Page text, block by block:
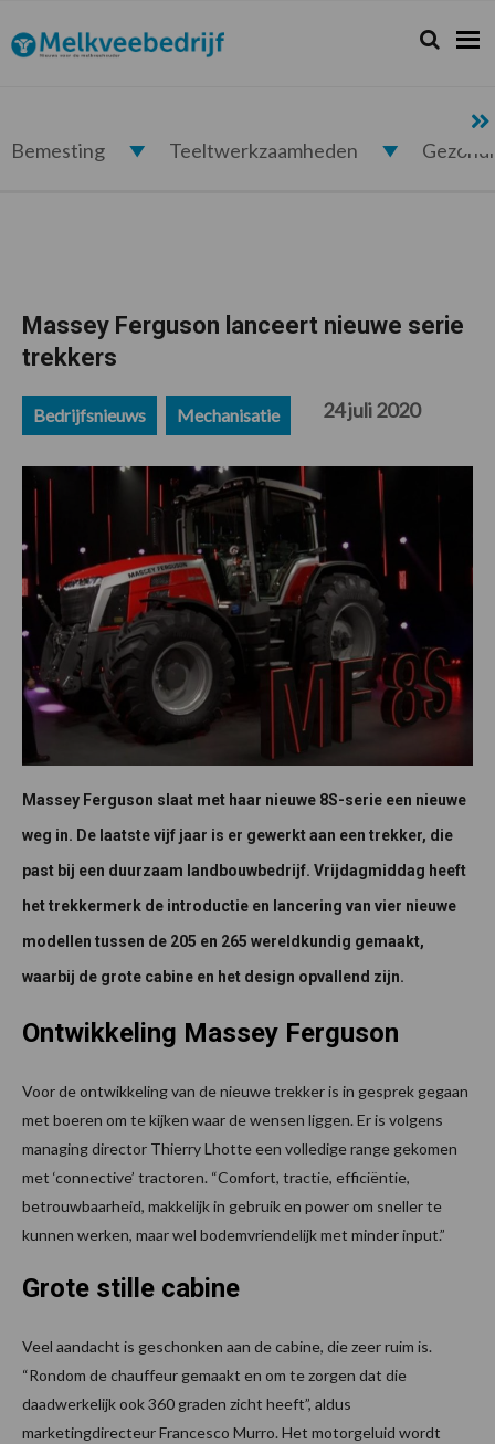
de
hoofdnavigatie
de
hoofd
de
eerste
de
voettekst
Melkveebedrijf.nl Zoeken...
Zoek
Bemesting Teeltwerkzaamheden
Massey Ferguson lanceert nieuwe serie
trekkers
Bedrijfsnieuws Mechanisatie 24 juli 2020
Massey Ferguson slaat met haar nieuwe 8S-serie een nieuwe
weg in. De laatste vijf jaar is er gewerkt aan een trekker, die
past bij een duurzaam landbouwbedrijf. Vrijdagmiddag heeft
het trekkermerk de introductie en lancering van vier nieuwe
modellen tussen de 205 en 265 wereldkundig gemaakt,
waarbij de grote cabine en het design opvallend zijn.
Ontwikkeling Massey Ferguson
Voor de ontwikkeling van de nieuwe trekker is in gesprek gegaan
met boeren om te kijken waar de wensen liggen. Er is volgens
managing director Thierry Lhotte een volledige range gekomen
met ‘connective’ tractoren. “Comfort, tractie, efficiëntie,
betrouwbaarheid, makkelijk in gebruik en power om sneller te
kunnen werken, maar wel bodemvriendelijk met minder input.”
Grote stille cabine
Veel aandacht is geschonken aan de cabine, die zeer ruim is.
“Rondom de chauffeur gemaakt en om te zorgen dat die
daadwerkelijk ook 360 graden zicht heeft”, aldus
marketingdirecteur Francesco Murro. Het motorgeluid wordt